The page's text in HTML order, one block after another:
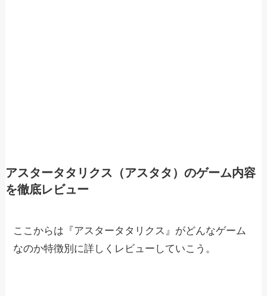
アスタータタリクス（アスタタ）のゲーム内容
を徹底レビュー
ここからは『アスタータタリクス』がどんなゲーム
なのか特徴別に詳しくレビューしていこう。